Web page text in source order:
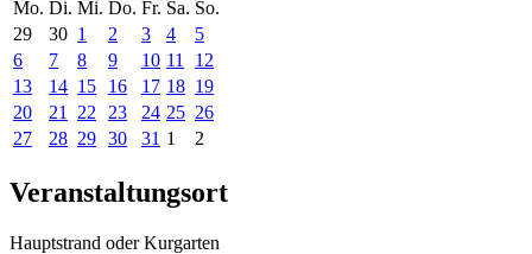
Mo. Di. Mi. Do. Fr. Sa. So.
29
30 1 2 3 4
5
6
7 8 9 10 11
12
13
14 15 16 17 18 19
20
21 22 23 24 25 26
27
28 29 30 31 1 2
Veranstaltungsort
Hauptstrand oder Kurgarten